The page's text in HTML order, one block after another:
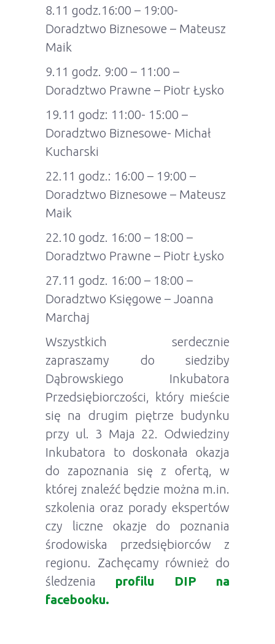
8.11 godz.16:00 – 19:00-
Doradztwo Biznesowe – Mateusz
Maik
9.11 godz. 9:00 – 11:00 –
Doradztwo Prawne – Piotr Łysko
19.11 godz: 11:00- 15:00 –
Doradztwo Biznesowe- Michał
Kucharski
22.11 godz.: 16:00 – 19:00 –
Doradztwo Biznesowe – Mateusz
Maik
22.10 godz. 16:00 – 18:00 –
Doradztwo Prawne – Piotr Łysko
27.11 godz. 16:00 – 18:00 –
Doradztwo Księgowe – Joanna
Marchaj
Wszystkich serdecznie
zapraszamy do siedziby
Dąbrowskiego Inkubatora
Przedsiębiorczości, który mieście
się na drugim piętrze budynku
przy ul. 3 Maja 22. Odwiedziny
Inkubatora to doskonała okazja
do zapoznania się z ofertą, w
której znaleźć będzie można m.in.
szkolenia oraz porady ekspertów
czy liczne okazje do poznania
środowiska przedsiębiorców z
regionu. Zachęcamy również do
śledzenia profilu DIP na
facebooku.